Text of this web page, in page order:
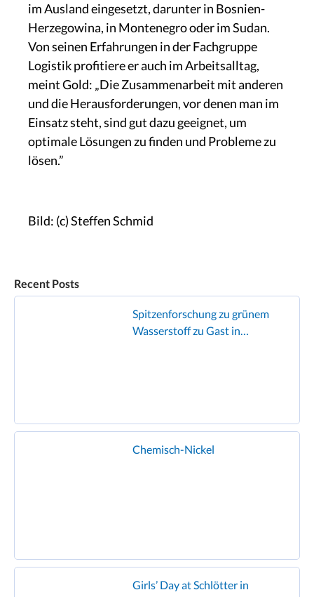
im Ausland eingesetzt, darunter in Bosnien-
Herzegowina, in Montenegro oder im Sudan.
Von seinen Erfahrungen in der Fachgruppe
Logistik profitiere er auch im Arbeitsalltag,
meint Gold: „Die Zusammenarbeit mit anderen
und die Herausforderungen, vor denen man im
Einsatz steht, sind gut dazu geeignet, um
optimale Lösungen zu finden und Probleme zu
lösen.”
Bild: (c) Steffen Schmid
Recent Posts
Spitzenforschung zu grünem
Wasserstoff zu Gast in
Chemisch-Nickel
Girls’ Day at Schlötter in